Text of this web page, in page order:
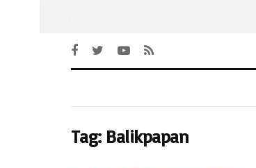
Tag: Balikpapan